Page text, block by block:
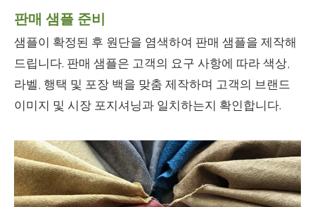
판매 샘플 준비
샘플이 확정된 후 원단을 염색하여 판매 샘플을 제작해
드립니다. 판매 샘플은 고객의 요구 사항에 따라 색상,
라벨, 행택 및 포장 백을 맞춤 제작하며 고객의 브랜드
이미지 및 시장 포지셔닝과 일치하는지 확인합니다.